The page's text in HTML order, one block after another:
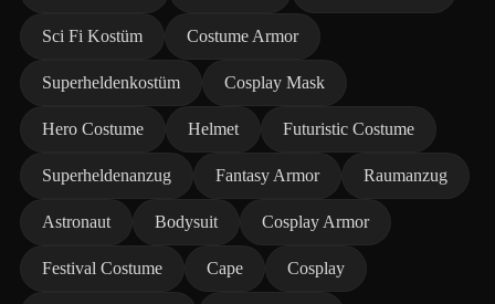
Sci Fi Kostüm Costume Armor
Superheldenkostüm Cosplay Mask
Hero Costume Helmet Futuristic Costume
Superheldenanzug Fantasy Armor Raumanzug
Astronaut Bodysuit Cosplay Armor
Festival Costume Cape Cosplay